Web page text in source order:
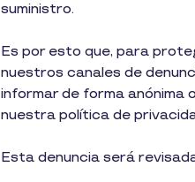
suministro.
Es por esto que, para
nuestros canales de
informar de forma anónima
nuestra política de
Esta denuncia será